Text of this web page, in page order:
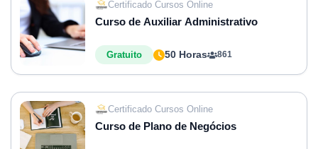
Certificado Cursos Online
Curso de Auxiliar Administrativo
50 Horas
Gratuito 861
Certificado Cursos Online
Curso de Plano de Negócios